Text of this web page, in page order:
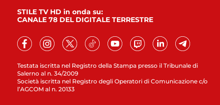
Testata iscritta nel Registro della Stampa presso il Tribunale di
Salerno al n. 34/2009
Società iscritta nel Registro degli Operatori di Comunicazione c/o
l’AGCOM al n. 20133
STILE TV HD in onda su:
CANALE 78 DEL DIGITALE TERRESTRE